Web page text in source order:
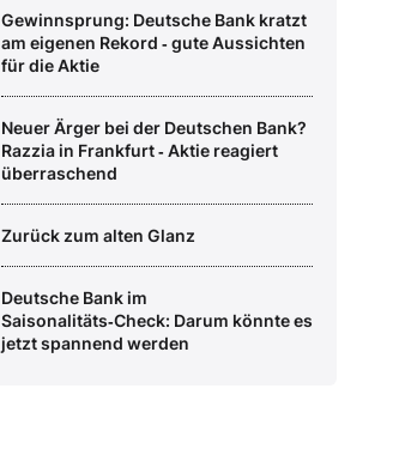
Gewinnsprung: Deutsche Bank kratzt
am eigenen Rekord ‑ gute Aussichten
für die Aktie
Neuer Ärger bei der Deutschen Bank?
Razzia in Frankfurt ‑ Aktie reagiert
überraschend
Zurück zum alten Glanz
Deutsche Bank im
Saisonalitäts‑Check: Darum könnte es
jetzt spannend werden